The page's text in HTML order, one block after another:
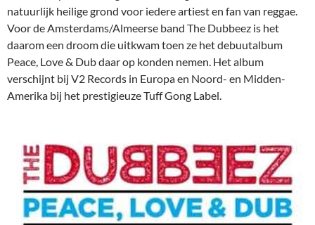
natuurlijk heilige grond voor iedere artiest en fan van reggae.
Voor de Amsterdams/Almeerse band The Dubbeez is het
daarom een droom die uitkwam toen ze het debuutalbum
Peace, Love & Dub daar op konden nemen. Het album
verschijnt bij V2 Records in Europa en Noord- en Midden-
Amerika bij het prestigieuze Tuff Gong Label.